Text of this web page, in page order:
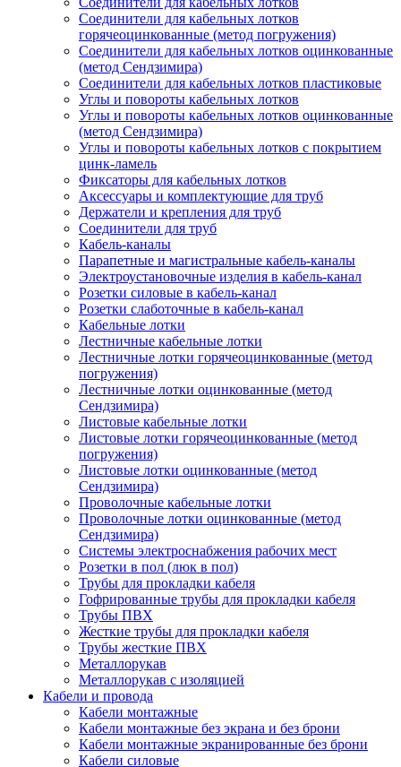
Соединители для кабельных лотков
горячеоцинкованные (метод погружения)
Соединители для кабельных лотков оцинкованные
(метод Сендзимира)
Соединители для кабельных лотков пластиковые
Углы и повороты кабельных лотков
Углы и повороты кабельных лотков оцинкованные
(метод Сендзимира)
Углы и повороты кабельных лотков с покрытием
цинк-ламель
Фиксаторы для кабельных лотков
Аксессуары и комплектующие для труб
Держатели и крепления для труб
Соединители для труб
Кабель-каналы
Парапетные и магистральные кабель-каналы
Электроустановочные изделия в кабель-канал
Розетки силовые в кабель-канал
Розетки слаботочные в кабель-канал
Кабельные лотки
Лестничные кабельные лотки
Лестничные лотки горячеоцинкованные (метод
погружения)
Лестничные лотки оцинкованные (метод
Сендзимира)
Листовые кабельные лотки
Листовые лотки горячеоцинкованные (метод
погружения)
Листовые лотки оцинкованные (метод
Сендзимира)
Проволочные кабельные лотки
Проволочные лотки оцинкованные (метод
Сендзимира)
Системы электроснабжения рабочих мест
Розетки в пол (люк в пол)
Трубы для прокладки кабеля
Гофрированные трубы для прокладки кабеля
Трубы ПВХ
Жесткие трубы для прокладки кабеля
Трубы жесткие ПВХ
Металлорукав
Металлорукав с изоляцией
Кабели и провода
Кабели монтажные
Кабели монтажные без экрана и без брони
Кабели монтажные экранированные без брони
Кабели силовые